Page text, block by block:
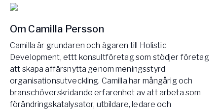
Om Camilla Persson
Camilla är grundaren och ägaren till Holistic
Development, ettt konsultföretag som stödjer företag
att skapa affärsnytta genom meningsstyrd
organisationsutveckling. Camilla har mångårig och
branschöverskridande erfarenhet av att arbeta som
förändringskatalysator, utbildare, ledare och